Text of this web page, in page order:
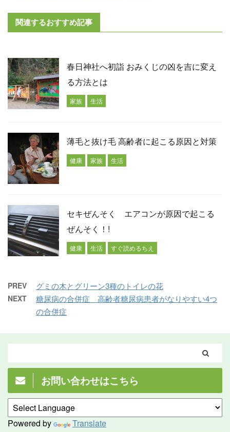
関連するおすすめ記事
春日神社へ初詣 おみくじの凶を吉に変え
る方法とは
家族 生活
薄毛と抜け毛 高齢者に起こる原因と対策
健康 家族 生活
セキぜんそく エアコンが原因で起こる
ぜんそく！!
健康 生活 すぐ読めるちえ
PREV グミの木とグリーン3種のトイレの花
NEXT
糖尿病の合併症 高齢者糖尿病患者がなりやすい4つ
の合併症
お問い合わせはこちら
Powered by Translate